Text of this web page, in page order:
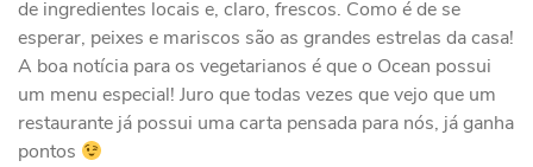
de ingredientes locais e, claro, frescos. Como é de se
esperar, peixes e mariscos são as grandes estrelas da casa!
A boa notícia para os vegetarianos é que o Ocean possui
um menu especial! Juro que todas vezes que vejo que um
restaurante já possui uma carta pensada para nós, já ganha
pontos